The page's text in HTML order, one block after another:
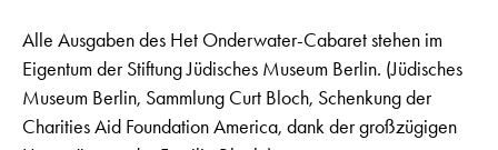
Alle Ausgaben des Het Onderwater-Cabaret stehen im
Eigentum der Stiftung Jüdisches Museum Berlin. (Jüdisches
Museum Berlin, Sammlung Curt Bloch, Schenkung der
Charities Aid Foundation America, dank der großzügigen